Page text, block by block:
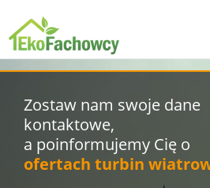
Zostaw nam swoje dane
kontaktowe,
a poinformujemy Cię o
ofertach turbin